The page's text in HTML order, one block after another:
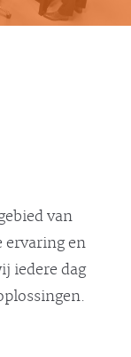
van
ervaring en
iedere dag